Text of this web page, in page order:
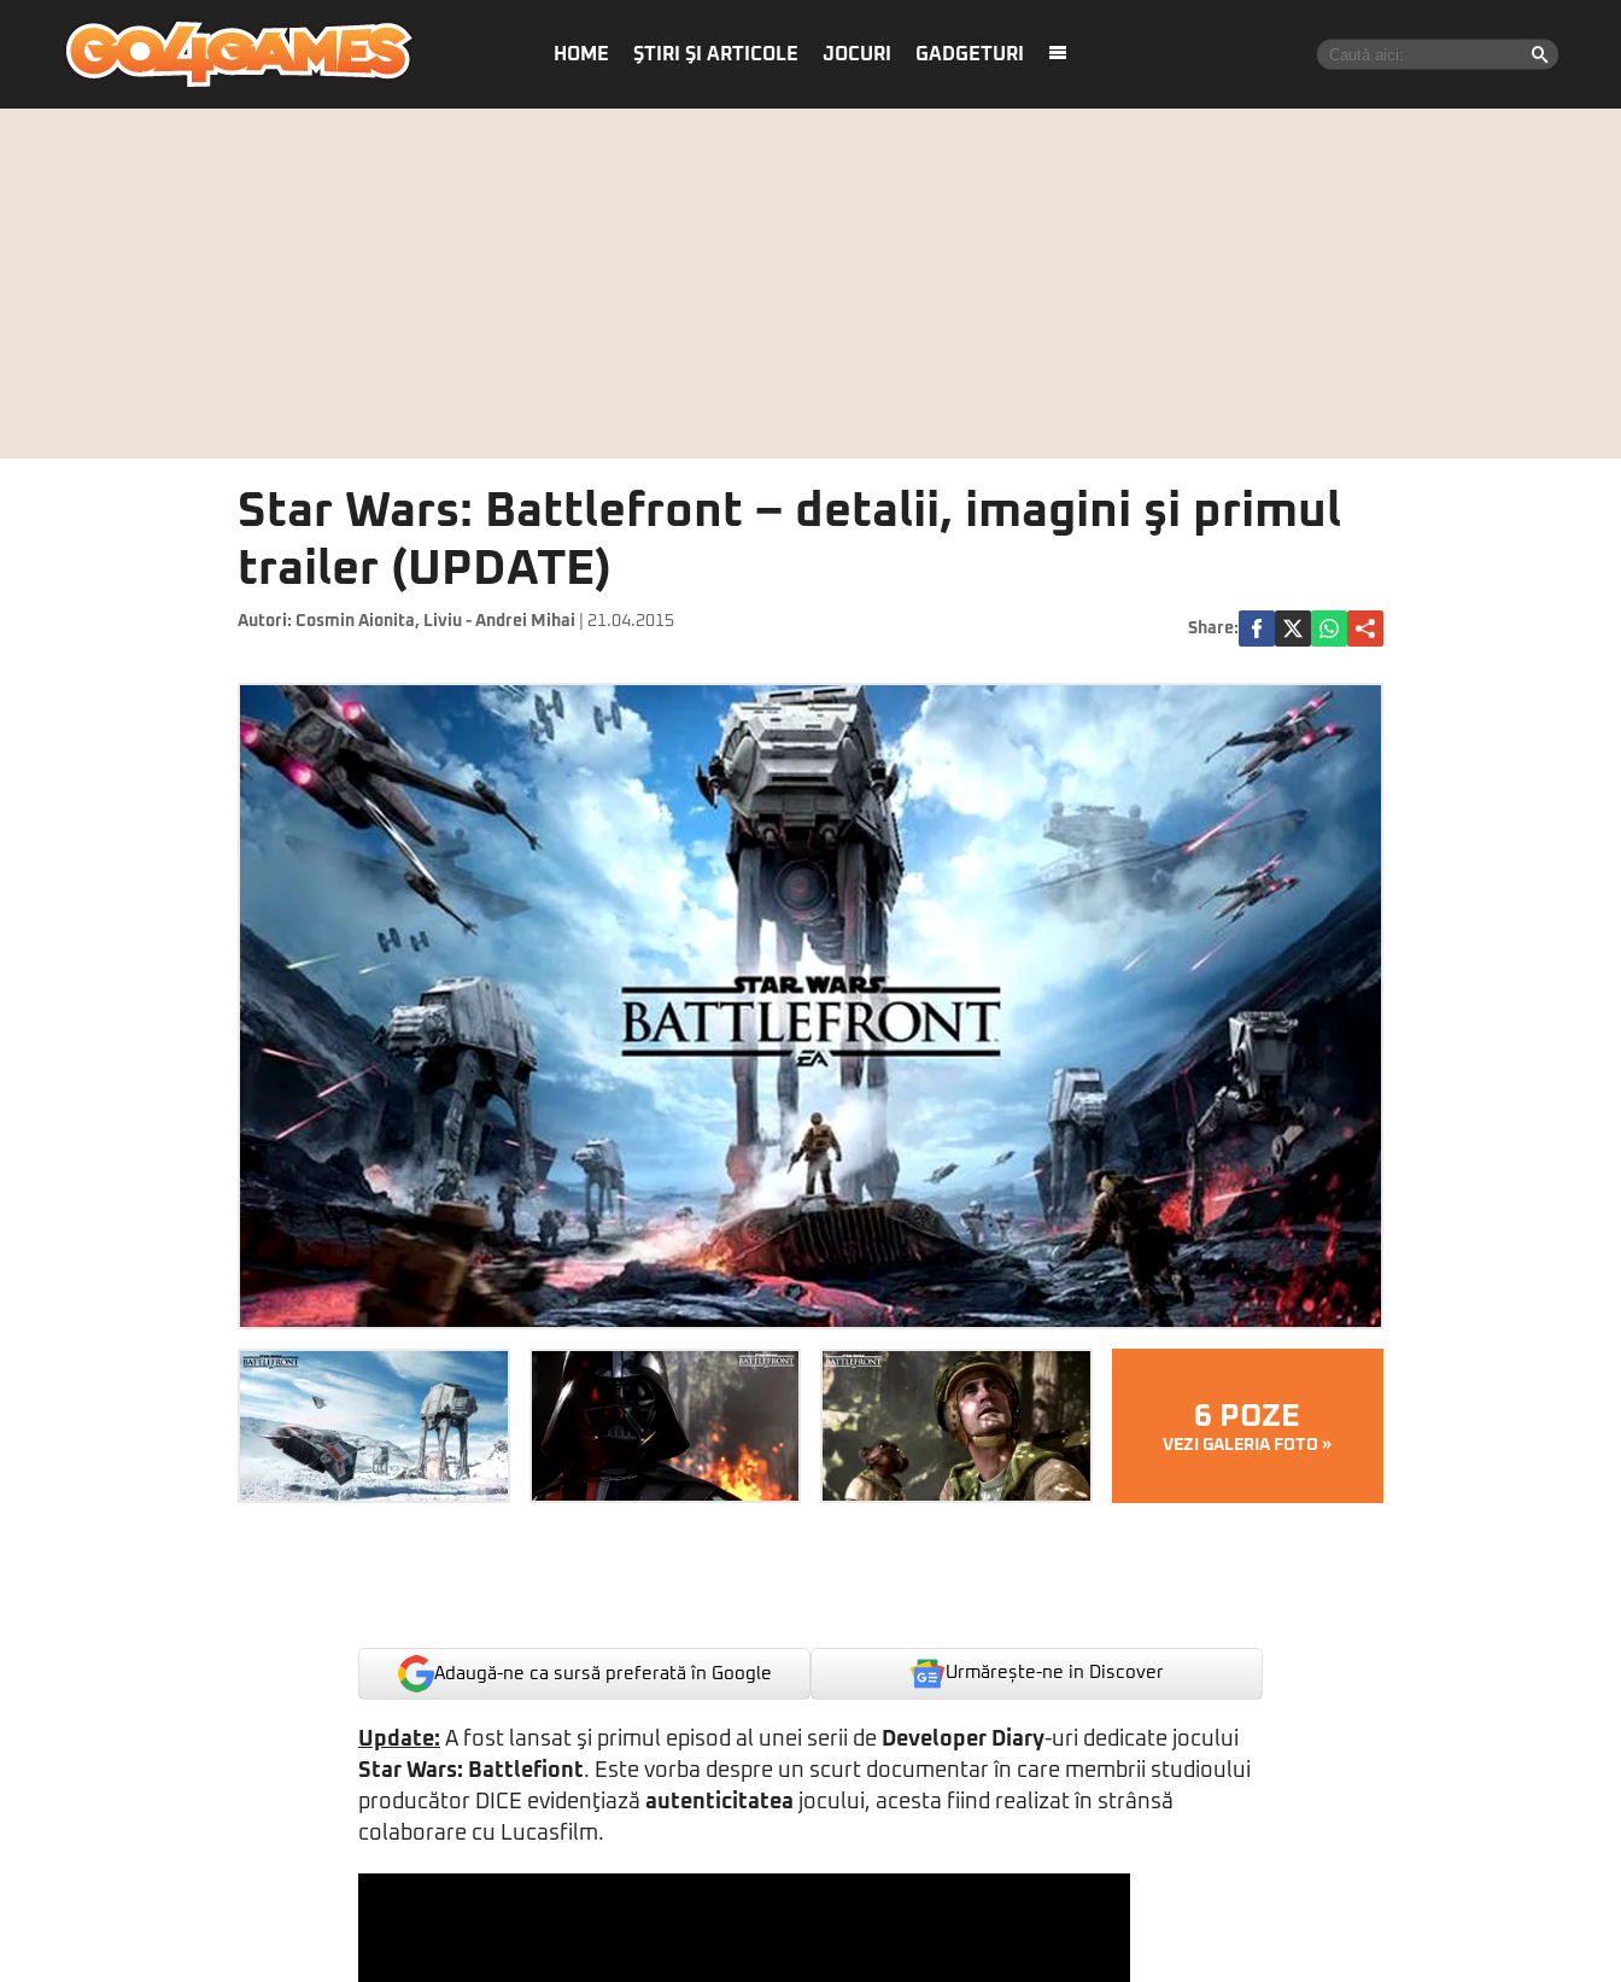
HOME ŞTIRI ŞI ARTICOLE JOCURI GADGETURI
Star Wars: Battlefront – detalii, imagini şi primul
trailer (UPDATE)
Autori: Cosmin Aionita, Liviu - Andrei Mihai | 21.04.2015 Share:
6 POZE
VEZI GALERIA FOTO »
Adaugă-ne ca sursă preferată în Google Urmărește-ne in Discover
Update: A fost lansat şi primul episod al unei serii de Developer Diary-uri dedicate jocului
Star Wars: Battlefiont. Este vorba despre un scurt documentar în care membrii studioului
producător DICE evidenţiază autenticitatea jocului, acesta fiind realizat în strânsă
colaborare cu Lucasfilm.